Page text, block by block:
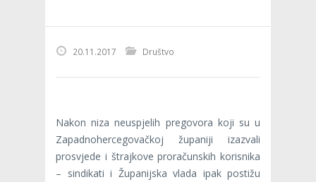
20.11.2017 Društvo
Nakon niza neuspjelih pregovora koji su u
Zapadnohercegovačkoj županiji izazvali
prosvjede i štrajkove proračunskih korisnika
– sindikati i Županijska vlada ipak postižu